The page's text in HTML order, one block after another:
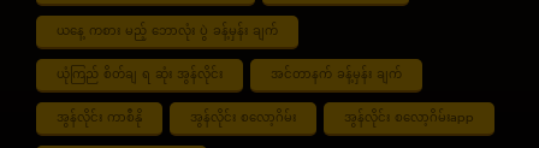
ယနေ့ ကစား မည့် ဘောလုံး ပွဲ ခန့်မှန်း ချက်
ယုံကြည် စိတ်ချ ရ ဆုံး အွန်လိုင်း အင်တာနက် ခန့်မှန်း ချက်
အွန်လိုင်း ကာစီနို အွန်လိုင်း စလော့ဂိမ်း အွန်လိုင်း စလော့ဂိမ်းapp